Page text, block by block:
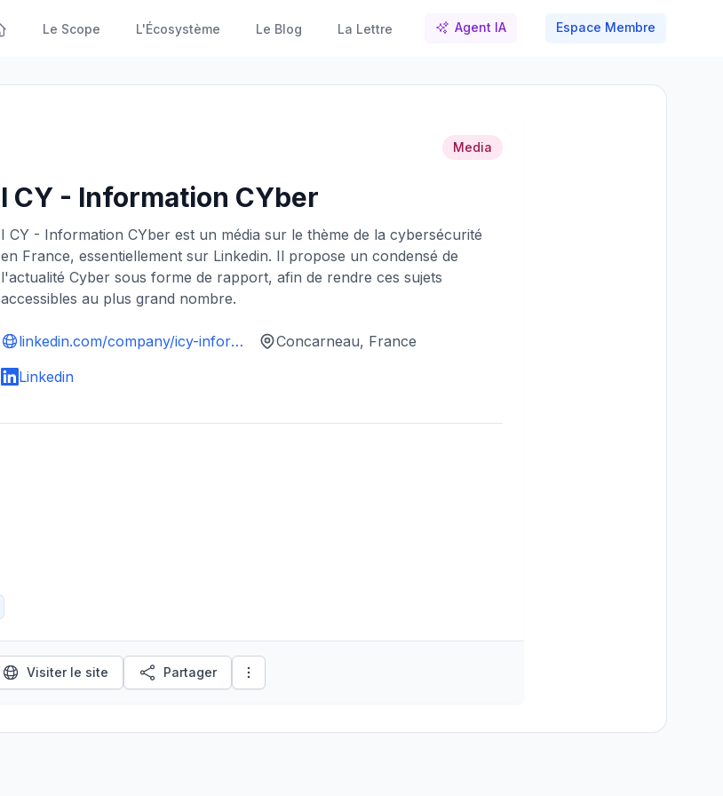
Le Scope L'Écosystème Le Blog La Lettre Agent IA Espace Membre
Media
I CY - Information CYber
I CY - Information CYber est un média sur le thème de la cybersécurité
en France, essentiellement sur Linkedin. Il propose un condensé de
l'actualité Cyber sous forme de rapport, afin de rendre ces sujets
accessibles au plus grand nombre.
linkedin.com/company/icy-informationcyber
Concarneau, France
Linkedin
Visiter le site Partager